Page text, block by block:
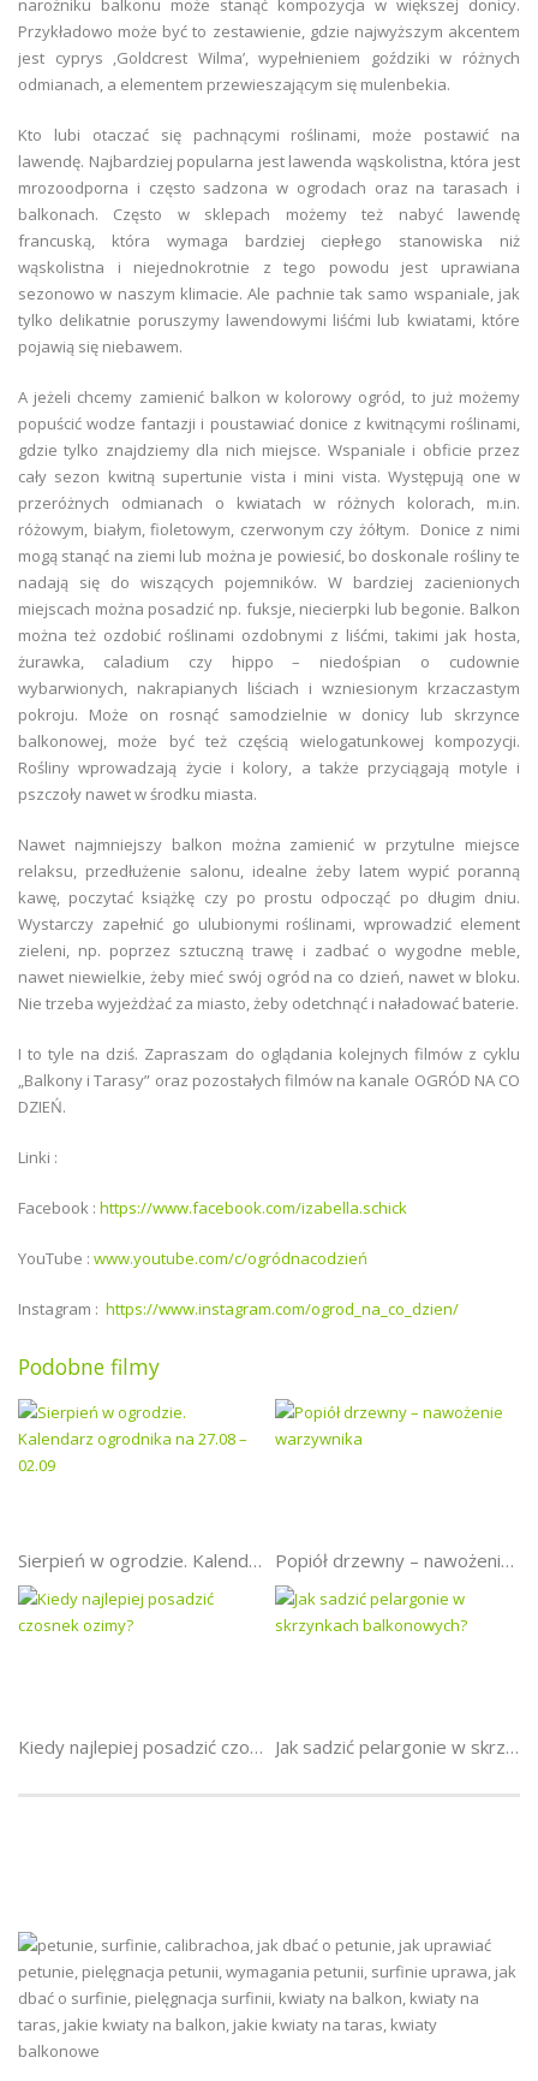
narożniku balkonu może stanąć kompozycja w większej donicy.
Przykładowo może być to zestawienie, gdzie najwyższym akcentem
jest cyprys ‚Goldcrest Wilma’, wypełnieniem goździki w różnych
odmianach, a elementem przewieszającym się mulenbekia.
Kto lubi otaczać się pachnącymi roślinami, może postawić na
lawendę. Najbardziej popularna jest lawenda wąskolistna, która jest
mrozoodporna i często sadzona w ogrodach oraz na tarasach i
balkonach. Często w sklepach możemy też nabyć lawendę
francuską, która wymaga bardziej ciepłego stanowiska niż
wąskolistna i niejednokrotnie z tego powodu jest uprawiana
sezonowo w naszym klimacie. Ale pachnie tak samo wspaniale, jak
tylko delikatnie poruszymy lawendowymi liśćmi lub kwiatami, które
pojawią się niebawem.
A jeżeli chcemy zamienić balkon w kolorowy ogród, to już możemy
popuścić wodze fantazji i poustawiać donice z kwitnącymi roślinami,
gdzie tylko znajdziemy dla nich miejsce. Wspaniale i obficie przez
cały sezon kwitną supertunie vista i mini vista. Występują one w
przeróżnych odmianach o kwiatach w różnych kolorach, m.in.
różowym, białym, fioletowym, czerwonym czy żółtym. Donice z nimi
mogą stanąć na ziemi lub można je powiesić, bo doskonale rośliny te
nadają się do wiszących pojemników. W bardziej zacienionych
miejscach można posadzić np. fuksje, niecierpki lub begonie. Balkon
można też ozdobić roślinami ozdobnymi z liśćmi, takimi jak hosta,
żurawka, caladium czy hippo – niedośpian o cudownie
wybarwionych, nakrapianych liściach i wzniesionym krzaczastym
pokroju. Może on rosnąć samodzielnie w donicy lub skrzynce
balkonowej, może być też częścią wielogatunkowej kompozycji.
Rośliny wprowadzają życie i kolory, a także przyciągają motyle i
pszczoły nawet w środku miasta.
Nawet najmniejszy balkon można zamienić w przytulne miejsce
relaksu, przedłużenie salonu, idealne żeby latem wypić poranną
kawę, poczytać książkę czy po prostu odpocząć po długim dniu.
Wystarczy zapełnić go ulubionymi roślinami, wprowadzić element
zieleni, np. poprzez sztuczną trawę i zadbać o wygodne meble,
nawet niewielkie, żeby mieć swój ogród na co dzień, nawet w bloku.
Nie trzeba wyjeżdżać za miasto, żeby odetchnąć i naładować baterie.
I to tyle na dziś. Zapraszam do oglądania kolejnych filmów z cyklu
„Balkony i Tarasy” oraz pozostałych filmów na kanale OGRÓD NA CO
DZIEŃ.
Linki :
Facebook : https://www.facebook.com/izabella.schick
YouTube : www.youtube.com/c/ogródnacodzień
Instagram : https://www.instagram.com/ogrod_na_co_dzien/
Podobne filmy
Sierpień w ogrodzie. Kalendarz ogrodnika na 27.08 – 02.09 Popiół drzewny – nawożenie warzywnika
Kiedy najlepiej posadzić czosnek ozimy? Jak sadzić pelargonie w skrzynkach balkonowych?